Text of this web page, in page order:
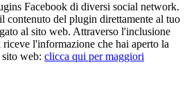
Facebook di diversi social network.
contenuto del plugin direttamente al tuo
al sito web. Attraverso l'inclusione
l'informazione che hai aperto la
web: clicca qui per maggiori